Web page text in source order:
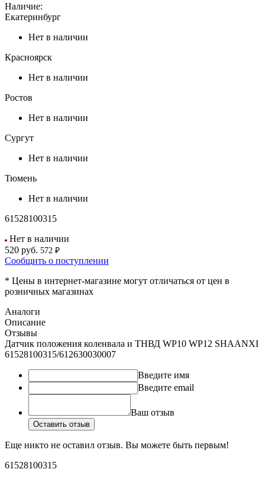
Наличие:
Екатеринбург
Нет в наличии
Красноярск
Нет в наличии
Ростов
Нет в наличии
Сургут
Нет в наличии
Тюмень
Нет в наличии
61528100315
Нет в наличии
520 руб. 572 ₽
Сообщить о поступлении
* Цены в интернет-магазине могут отличаться от цен в
розничных магазинах
Аналоги
Описание
Отзывы
Датчик положения коленвала и ТНВД WP10 WP12 SHAANXI
61528100315/612630030007
Введите имя
Введите email
Ваш отзыв
Оставить отзыв
Еще никто не оставил отзыв. Вы можете быть первым!
61528100315